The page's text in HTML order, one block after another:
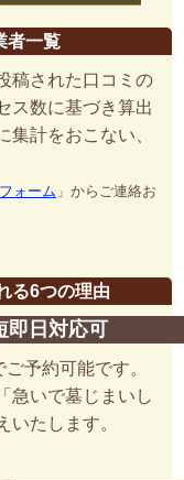
者一覧
稿された口コミの
ス数に基づき算出
集計をおこない、
ォーム 」からご連絡お
る6つの理由
即日対応可
予約可能です。
急いで墓じまいし
いたします。